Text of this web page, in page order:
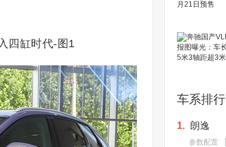
车系排行
1. 朗逸
参数配置